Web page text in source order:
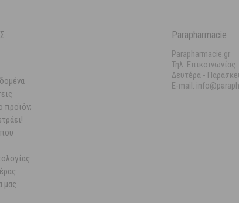
προϊόν;
μας
Parapharmacie
Parapharmacie.gr
Τηλ.
Δευτέρα -
E-mail: